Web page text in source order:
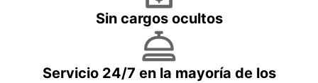
Sin cargos ocultos
Servicio 24/7 en la mayoría de los